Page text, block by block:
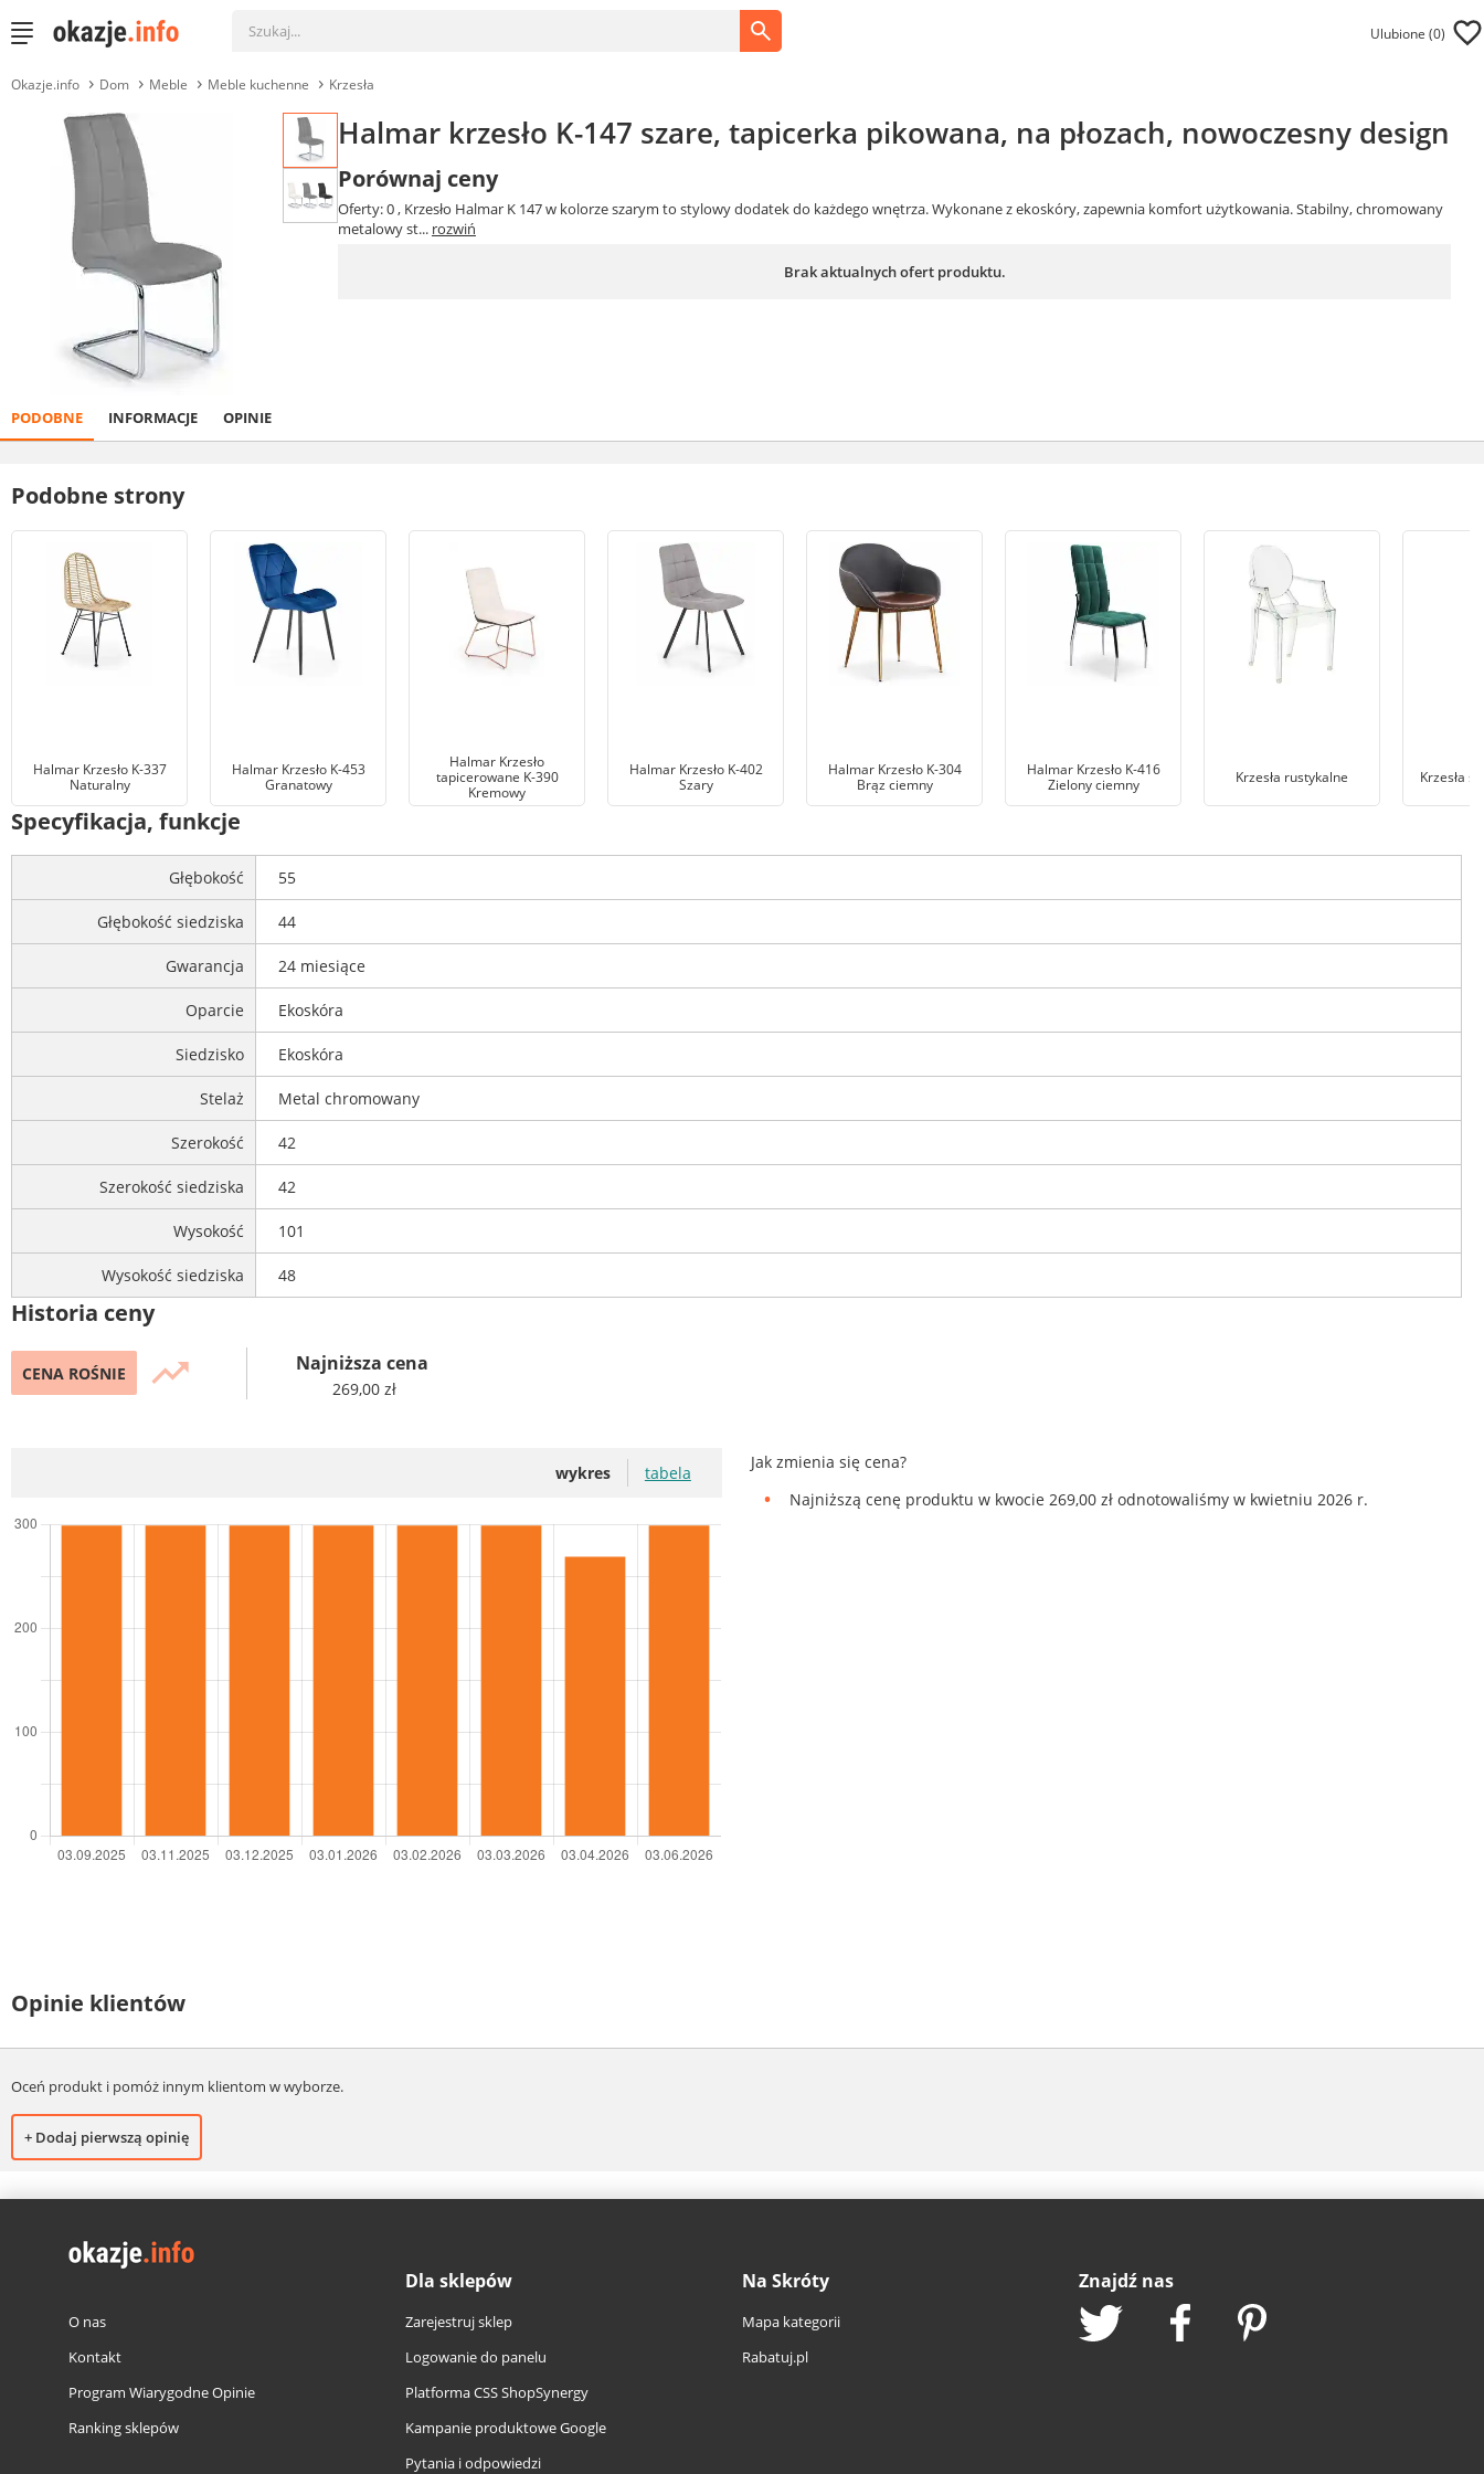
Ulubione (0)
Okazje.info Dom Meble Meble kuchenne Krzesła
Halmar krzesło K-147 szare, tapicerka pikowana, na płozach, nowoczesny design
Porównaj ceny
Oferty: 0, Krzesło Halmar K 147 w kolorze szarym to stylowy dodatek do każdego wnętrza. Wykonane z ekoskóry, zapewnia komfort użytkowania. Stabilny, chromowany
metalowy st... rozwiń
Brak aktualnych ofert produktu.
PODOBNE INFORMACJE OPINIE
Podobne strony
Halmar Krzesło K-337
Naturalny
Halmar Krzesło K-453
Granatowy
Halmar Krzesło
tapicerowane K-390
Kremowy
Halmar Krzesło K-402
Szary
Halmar Krzesło K-304
Brąz ciemny
Halmar Krzesło K-416
Zielony ciemny
Krzesła rustykalne Krzesła
Specyfikacja, funkcje
Głębokość 55
Głębokość siedziska 44
Gwarancja 24 miesiące
Oparcie Ekoskóra
Siedzisko Ekoskóra
Stelaż Metal chromowany
Szerokość 42
Szerokość siedziska 42
Wysokość 101
Wysokość siedziska 48
Historia ceny
CENA ROŚNIE trending_up Najniższa cena
269,00 zł
wykres tabela
Jak zmienia się cena?
Najniższą cenę produktu w kwocie 269,00 zł odnotowaliśmy w kwietniu 2026 r.
Opinie klientów
Oceń produkt i pomóż innym klientom w wyborze.
+ Dodaj pierwszą opinię
O nas
Kontakt
Program Wiarygodne Opinie
Ranking sklepów
Dla sklepów
Zarejestruj sklep
Logowanie do panelu
Platforma CSS ShopSynergy
Kampanie produktowe Google
Pytania i odpowiedzi
Na Skróty
Mapa kategorii
Rabatuj.pl
Znajdź nas